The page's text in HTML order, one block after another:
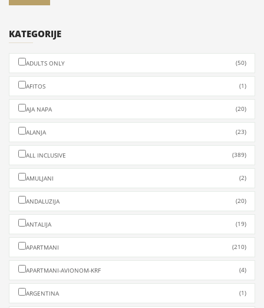
KATEGORIJE
ADULTS ONLY (50)
AFITOS (1)
AJA NAPA (20)
ALANJA (23)
ALL INCLUSIVE (389)
AMULJANI (2)
ANDALUZIJA (20)
ANTALIJA (19)
APARTMANI (210)
APARTMANI-AVIONOM-KRF (4)
ARGENTINA (1)